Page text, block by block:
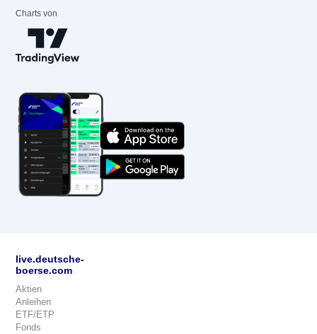
Charts von
live.deutsche-
boerse.com
Aktien
Anleihen
ETF/ETP
Fonds